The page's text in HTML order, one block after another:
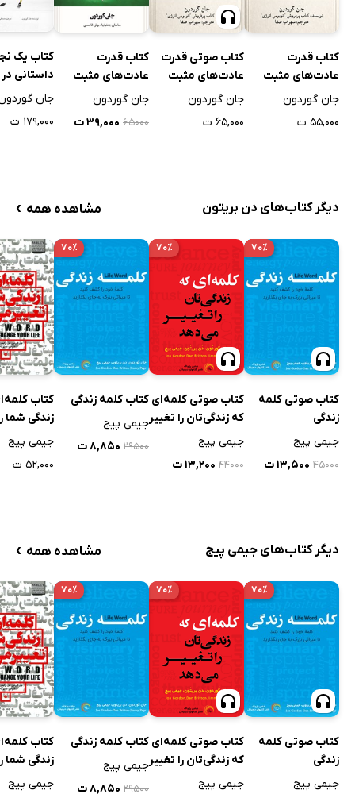
کتاب قدرت
عادت‌های مثبت
جان گوردون
۵۵,۰۰۰ ت
کتاب صوتی قدرت
عادت‌های مثبت
جان گوردون
۶۵,۰۰۰ ت
کتاب قدرت
عادت‌های مثبت
جان گوردون
۶۵۰۰۰ ۳۹,۰۰۰ ت
کتاب یک
داستانی
بزرگترین
جان
۱۷۹,۰۰۰ ت
دیگر کتاب‌های دن بریتون مشاهده همه ›
۷۰٪
کتاب صوتی کلمه
زندگی
جیمی پیج
۴۵۰۰۰ ۱۳,۵۰۰ ت
۷۰٪
کتاب صوتی کلمه‌ای
که زندگی‌تان را تغییر
می‌دهد
جیمی پیج
۴۴۰۰۰ ۱۳,۲۰۰ ت
۷۰٪
کتاب کلمه زندگی
جیمی پیج
۲۹۵۰۰ ۸,۸۵۰ ت
کتاب
زندگی شما
می‌دهد
جیمی پیج
۵۲,۰۰۰ ت
دیگر کتاب‌های جیمی پیج مشاهده همه ›
۷۰٪
کتاب صوتی کلمه
زندگی
جیمی پیج
۷۰٪
کتاب صوتی کلمه‌ای
که زندگی‌تان را تغییر
می‌دهد
جیمی پیج
۷۰٪
کتاب کلمه زندگی
جیمی پیج
۲۹۵۰۰ ۸,۸۵۰ ت
کتاب
زندگی شما
می‌دهد
جیمی پیج